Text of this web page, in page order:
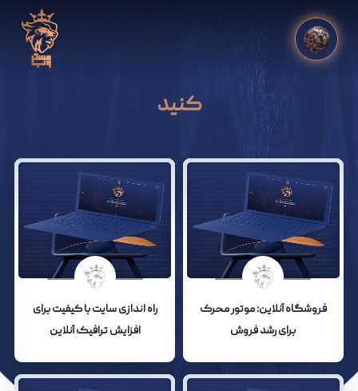
کنید
فروشگاه آنلاین: موتور محرک
برای رشد فروش
راه اندازی سایت با کیفیت برای
افزایش ترافیک آنلاین